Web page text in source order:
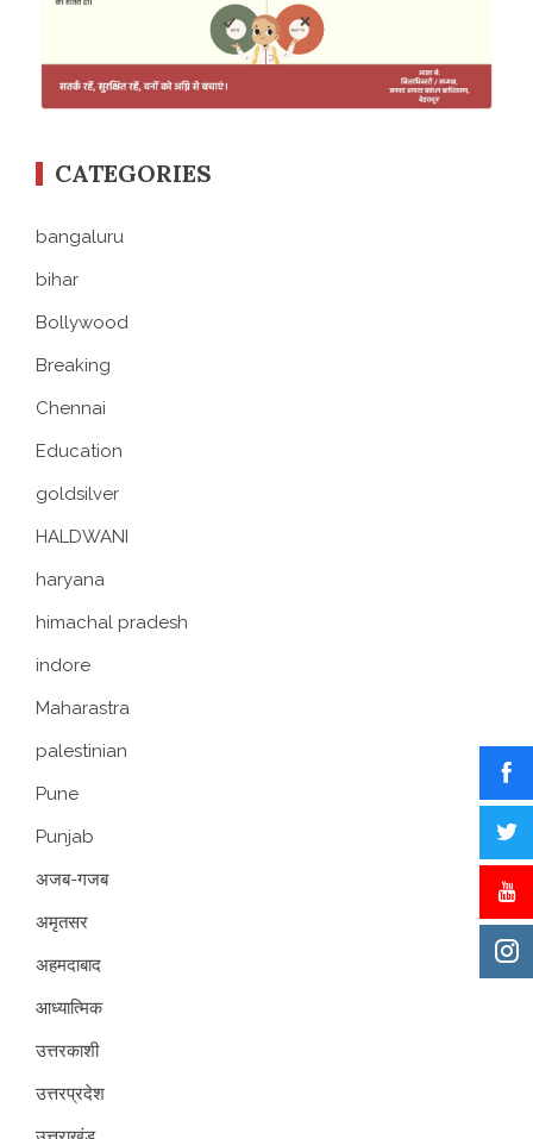
CATEGORIES
bangaluru
bihar
Bollywood
Breaking
Chennai
Education
goldsilver
HALDWANI
haryana
himachal pradesh
indore
Maharastra
palestinian
Pune
Punjab
अजब-गजब
अमृतसर
अहमदाबाद
आध्यात्मिक
उत्तरकाशी
उत्तरप्रदेश